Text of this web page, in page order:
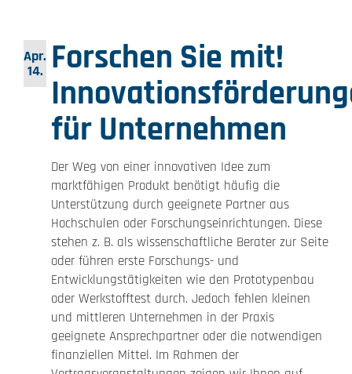
Apr.
14. Forschen Sie mit!
für Unternehmen
Der Weg von einer innovativen Idee zum
marktfähigen Produkt benötigt häufig die
Unterstützung durch geeignete Partner aus
Hochschulen oder Forschungseinrichtungen. Diese
stehen z. B. als wissenschaftliche Berater zur Seite
oder führen erste Forschungs- und
Entwicklungstätigkeiten wie den Prototypenbau
oder Werkstofftest durch. Jedoch fehlen kleinen
und mittleren Unternehmen in der Praxis
geeignete Ansprechpartner oder die notwendigen
finanziellen Mittel. Im Rahmen der